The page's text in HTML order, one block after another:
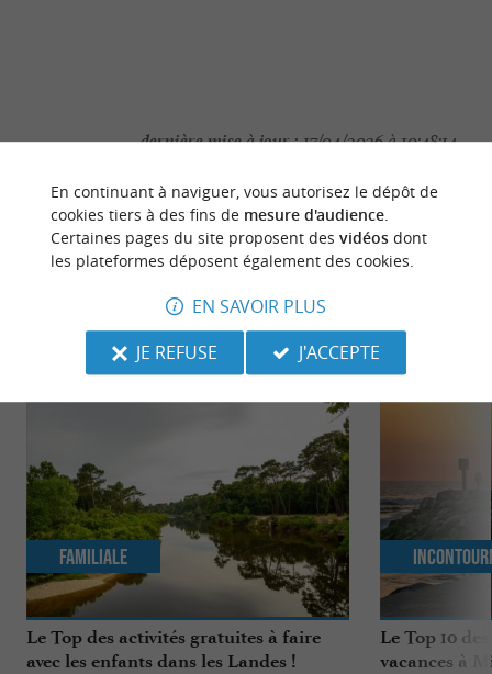
dernière mise à jour :17/04/2026 à 10:48:14
Source :Sirtaqui-Crédit photo :OIT MIMIZAN -CC
BY-NC-ND 4.0
NOUS AVONS TESTÉPOUR VOUS
Le Top des activités gratuites à faire
avec les enfants dans les Landes !
Familiale
Le Top 10
vacances à
En continuant à naviguer, vous autorisez le dépôt de
cookies tiers à des fins de mesure d'audience.
Certaines pages du site proposent des vidéosdont
les plateformes déposent également des cookies.
EN SAVOIR PLUS
JE REFUSE
J'ACCEPTE